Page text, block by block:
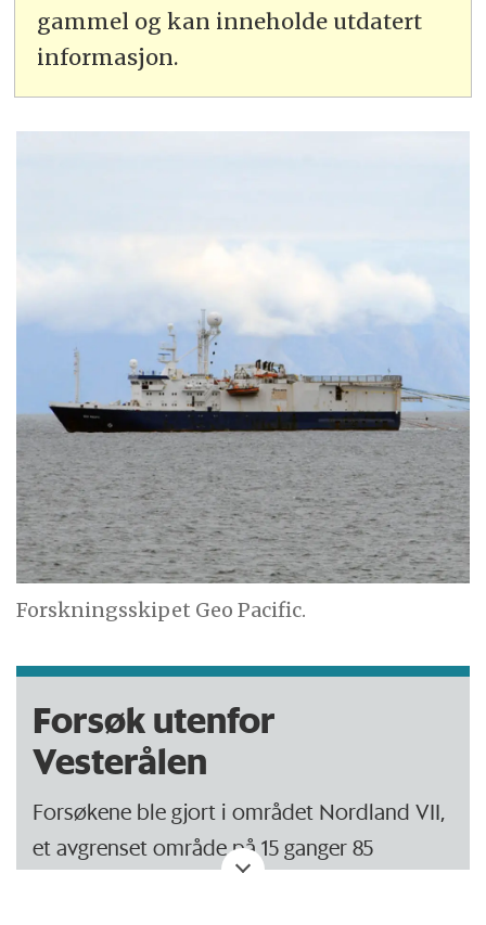
gammel og kan inneholde utdatert
informasjon.
Forskningsskipet Geo Pacific.
Forsøk utenfor
Vesterålen
Forsøkene ble gjort i området Nordland VII,
et avgrenset område på 15 ganger 85